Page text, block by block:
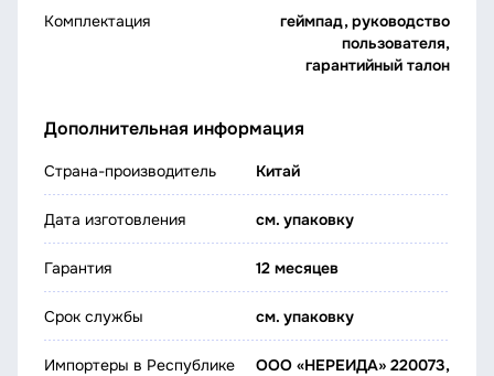
Комплектация
геймпад, руководство
пользователя,
гарантийный талон
Дополнительная информация
Страна-производитель Китай
Дата изготовления см. упаковку
Гарантия 12 месяцев
Срок службы см. упаковку
Импортеры в Республике
ООО «НЕРЕИДА» 220073,